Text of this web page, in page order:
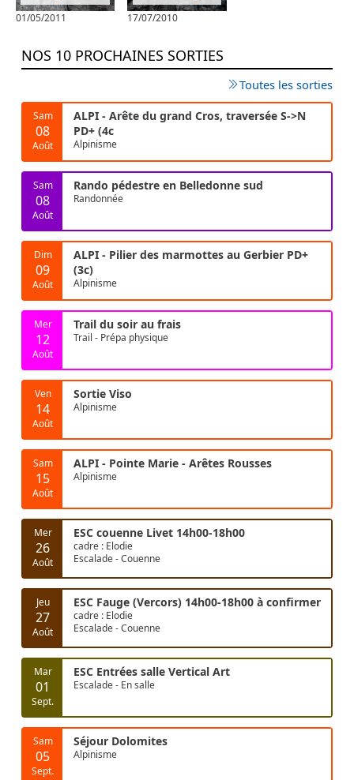
01/05/2011
17/07/2010
NOS 10 PROCHAINES SORTIES
Toutes les sorties
Sam
08
Août
ALPI - Arête du grand Cros, traversée S->N
PD+ (4c
Alpinisme
Sam
08
Août
Rando pédestre en Belledonne sud
Randonnée
Dim
09
Août
ALPI - Pilier des marmottes au Gerbier PD+
(3c)
Alpinisme
Mer
12
Août
Trail du soir au frais
Trail - Prépa physique
Ven
14
Août
Sortie Viso
Alpinisme
Sam
15
Août
ALPI - Pointe Marie - Arêtes Rousses
Alpinisme
Mer
26
Août
ESC couenne Livet 14h00-18h00
cadre : Elodie
Escalade - Couenne
Jeu
27
Août
ESC Fauge (Vercors) 14h00-18h00 à confirmer
cadre : Elodie
Escalade - Couenne
Mar
01
Sept.
ESC Entrées salle Vertical Art
Escalade - En salle
Sam
05
Sept.
Séjour Dolomites
Alpinisme